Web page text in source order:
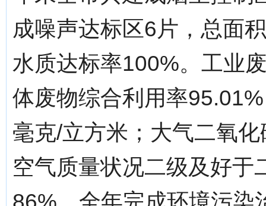
成噪声达标区6片，总面
水质达标率100%。工业
体废物综合利用率
毫克/立方米；大气二氧
空气质量状况二级及好于